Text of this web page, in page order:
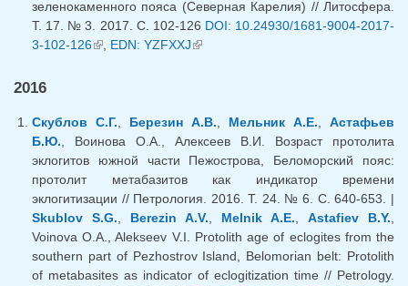
зеленокаменного пояса (Северная Карелия) // Литосфера.
Т. 17. № 3. 2017. С. 102-126 DOI: 10.24930/1681-9004-2017-
3-102-126(link is external)
EDN: YZFXXJ(link is external)
2016
Скублов С.Г., Березин А.В., Мельник А.Е., Астафьев
Б.Ю., Воинова О.А., Алексеев В.И. Возраст протолита
эклогитов южной части Пежострова, Беломорский пояс:
протолит метабазитов как индикатор времени
эклогитизации // Петрология. 2016. Т. 24. № 6. С. 640-653. |
Skublov S.G., Berezin A.V., Melnik A.E., Astafiev B.Y.,
Voinova O.A., Alekseev V.I. Protolith age of eclogites from the
southern part of Pezhostrov Island, Belomorian belt: Protolith
of metabasites as indicator of eclogitization time // Petrology.